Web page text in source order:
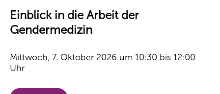
Einblick in die Arbeit der
Gendermedizin
Mittwoch, 7. Oktober 2026 um 10:30 bis 12:00
Uhr